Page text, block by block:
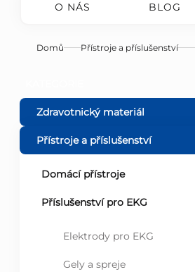
O NÁS BLOG
Domů Přístroje a příslušenství
o
s
Zdravotnický materiál
Přístroje a příslušenství
Domácí přístroje
Příslušenství pro EKG
Elektrody pro EKG
Gely a spreje